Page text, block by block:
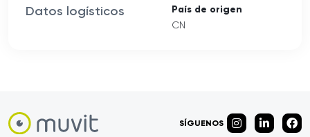
Datos logísticos País de origen
CN
SÍGUENOS